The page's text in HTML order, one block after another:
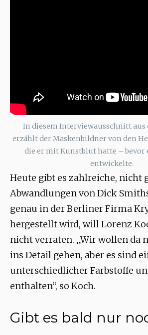
In diesem Interviewausschnitt aus
erzählt der Maskenbildner von den
die er mit Kunstblut hatte – bevor
entwickelte.
Heute gibt es zahlreiche, nicht
Abwandlungen von Dick
genau in der Berliner Firma
hergestellt wird, will Lorenz
nicht verraten. „Wir wollen da
ins Detail gehen, aber es sind
unterschiedlicher Farbstoffe
enthalten“, so Koch.
Gibt es bald nur